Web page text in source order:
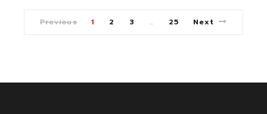
Previous 1 2 3 … 25 Next